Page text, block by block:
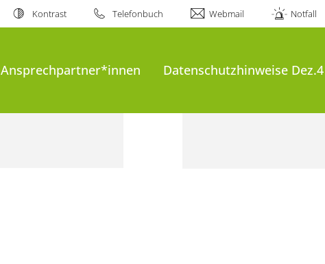
Kontrast Telefonbuch Webmail Notfall
Ansprechpartner*innen Datenschutzhinweise Dez.4